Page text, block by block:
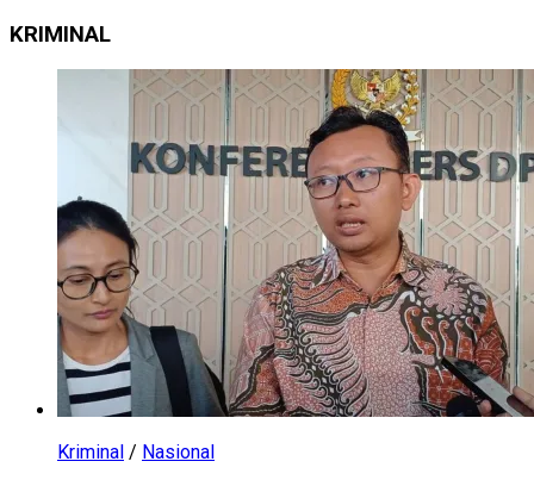
KRIMINAL
Kriminal / Nasional